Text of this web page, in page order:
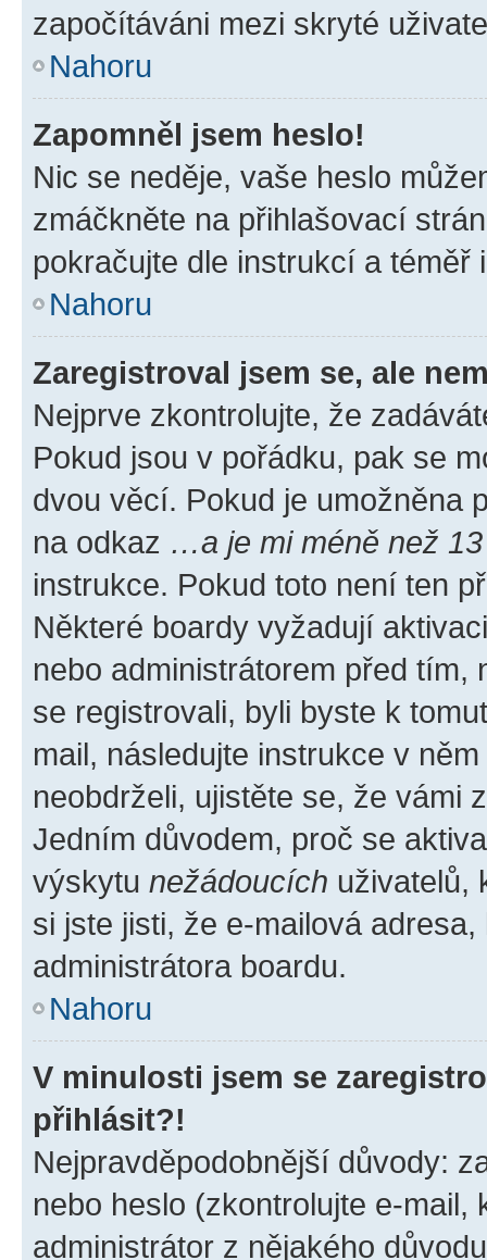
započítáváni mezi skryté
Nahoru
Zapomněl jsem heslo!
Nic se neděje, vaše heslo
zmáčkněte na přihlašovací
pokračujte dle instrukcí a téměř
Nahoru
Zaregistroval jsem se, ale
Nejprve zkontrolujte, že
Pokud jsou v pořádku, pak se
dvou věcí. Pokud je umožněna
na odkaz …a je mi méně než
instrukce. Pokud toto není ten
Některé boardy vyžadují
nebo administrátorem před tím,
se registrovali, byli byste k
mail, následujte instrukce v
neobdrželi, ujistěte se, že vámi
Jedním důvodem, proč se
výskytu nežádoucích uživatelů,
si jste jisti, že e-mailová
administrátora boardu.
Nahoru
V minulosti jsem se
přihlásit?!
Nejpravděpodobnější důvody:
nebo heslo (zkontrolujte e-
administrátor z nějakého